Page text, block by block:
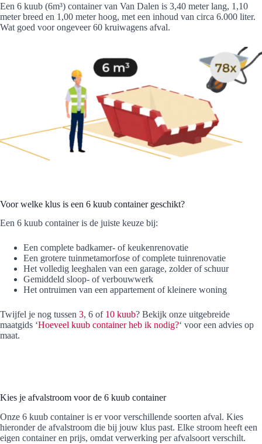
Een 6 kuub (6m³) container van Van Dalen is 3,40 meter lang, 1,10
meter breed en 1,00 meter hoog, met een inhoud van circa 6.000 liter.
Wat goed voor ongeveer 60 kruiwagens afval.
Voor welke klus is een 6 kuub container geschikt?
Een 6 kuub container is de juiste keuze bij:
Een complete badkamer- of keukenrenovatie
Een grotere tuinmetamorfose of complete tuinrenovatie
Het volledig leeghalen van een garage, zolder of schuur
Gemiddeld sloop- of verbouwwerk
Het ontruimen van een appartement of kleinere woning
Twijfel je nog tussen 3, 6 of 10 kuub? Bekijk onze uitgebreide
maatgids ‘Hoeveel kuub container heb ik nodig?‘ voor een advies op
maat.
Kies je afvalstroom voor de 6 kuub container
Onze 6 kuub container is er voor verschillende soorten afval. Kies
hieronder de afvalstroom die bij jouw klus past. Elke stroom heeft een
eigen container en prijs, omdat verwerking per afvalsoort verschilt.